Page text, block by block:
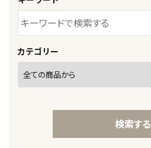
カテゴリー
検索する